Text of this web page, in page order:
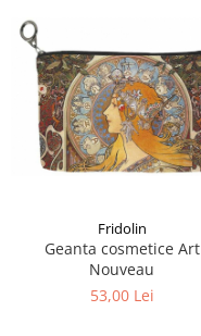
Fridolin
Geanta cosmetice Art
Nouveau
53,00 Lei